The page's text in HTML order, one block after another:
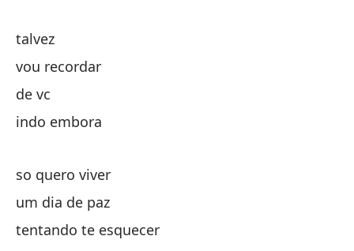
talvez
vou recordar
de vc
indo embora
so quero viver
um dia de paz
tentando te esquecer